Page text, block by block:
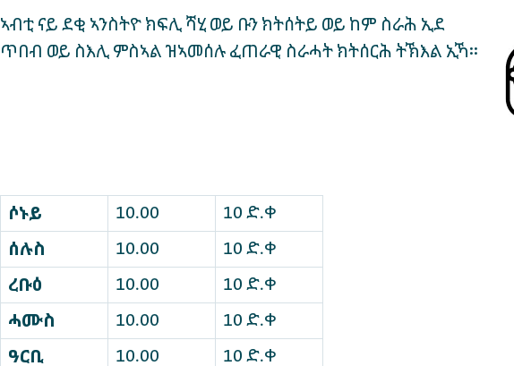
ኣብቲ ናይ ደቂ ኣንስትዮ ክፍሊ ሻሂ ወይ ቡን ክትሰትይ ወይ ከም ስራሕ ኢደ
ጥበብ ወይ ስእሊ ምስኣል ዝኣመሰሉ ፈጠራዊ ስራሓት ክትሰርሕ ትኽእል ኢኻ።
ሶኑይ 10.00 10 ድ.ቀ
ሰሉስ 10.00 10 ድ.ቀ
ረቡዕ 10.00 10 ድ.ቀ
ሓሙስ 10.00 10 ድ.ቀ
ዓርቢ 10.00 10 ድ.ቀ